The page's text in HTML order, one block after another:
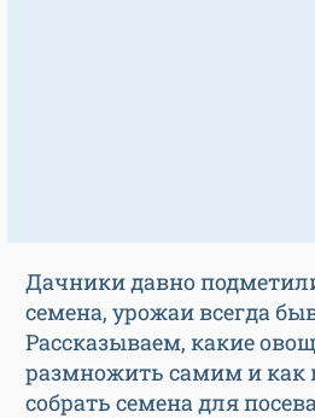
Дачники давно
семена, урожаи всегда
Рассказываем, какие
размножить самим и как
собрать семена для